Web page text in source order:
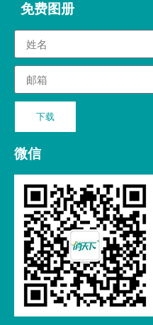
免费图册
下载
微信